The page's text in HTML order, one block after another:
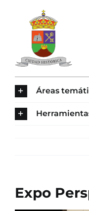
contenido
TURISMO
Áreas
Expo